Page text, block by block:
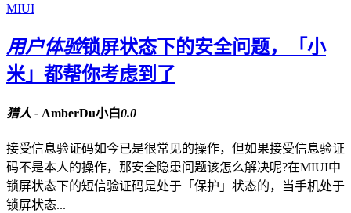
MIUI
用户体验锁屏状态下的安全问题，「小
米」都帮你考虑到了
猎人 - AmberDu小白0.0
接受信息验证码如今已是很常见的操作，但如果接受信息验证
码不是本人的操作，那安全隐患问题该怎么解决呢?在MIUI中
锁屏状态下的短信验证码是处于「保护」状态的，当手机处于
锁屏状态...